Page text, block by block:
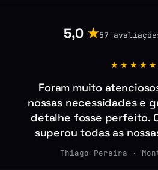
5,0 ★57
★★★★★
Foram muito
nossas necessidades e
detalhe fosse perfeito.
superou todas as
Thiago Pereira ·